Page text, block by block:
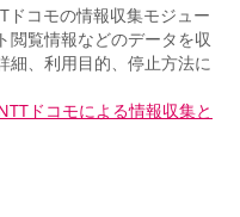
ドコモの情報収集モジュー
閲覧情報などのデータを収
細、利用目的、停止方法に
ドコモによる情報収集と